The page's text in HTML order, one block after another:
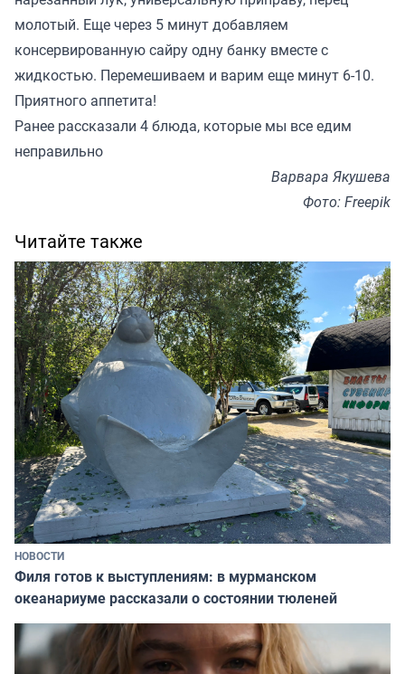
молотый. Еще через 5 минут добавляем
консервированную сайру одну банку вместе с
жидкостью. Перемешиваем и варим еще минут 6-10.
Приятного аппетита!
Ранее рассказали 4 блюда, которые мы все едим
неправильно
Варвара Якушева
Фото: Freepik
Читайте также
НОВОСТИ
Филя готов к выступлениям: в мурманском
океанариуме рассказали о состоянии тюленей